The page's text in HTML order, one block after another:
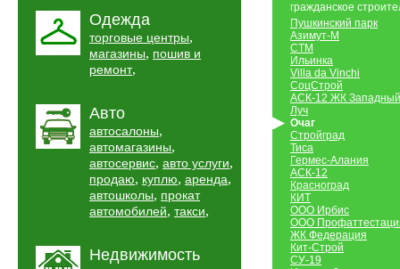
Одежда
торговые центры,
магазины, пошив и
ремонт,
Авто
автосалоны,
автомагазины,
автосервис, авто услуги,
продаю, куплю, аренда,
автошколы, прокат
автомобилей, такси,
Недвижимость
гражданское
Пушкинский парк
Азимут-М
СТМ
Ильинка
Villa da Vinchi
СоцСтрой
АСК-12 ЖК Западный
Луч
Очаг
Стройград
Тиса
Гермес-Алания
АСК-12
Красноград
КИТ
ООО Ирбис
ООО
ЖК Федерация
Кит-Строй
СУ-19